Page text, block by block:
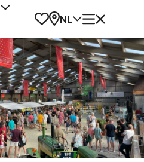
Favorieten
Kaart
NL Menu